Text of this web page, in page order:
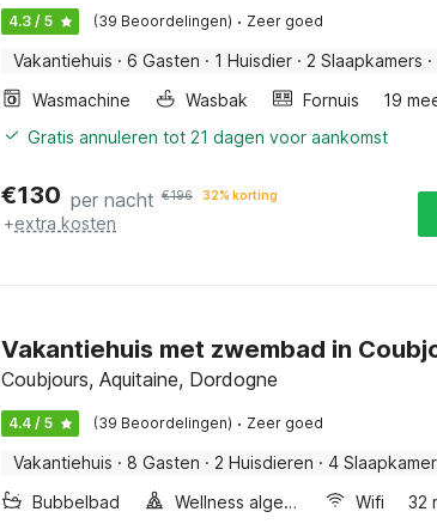
4.3 / 5 (39 Beoordelingen) · Zeer goed
Vakantiehuis · 6 Gasten · 1 Huisdier · 2 Slaapkamers ·
Wasmachine
Wasbak Fornuis
19
Gratis annuleren tot 21 dagen voor aankomst
€130 per nacht €196 32% korting
+extra kosten
Vakantiehuis met zwembad in
Coubjours, Aquitaine, Dordogne
4.4 / 5 (39 Beoordelingen) · Zeer goed
Vakantiehuis · 8 Gasten · 2 Huisdieren · 4
Bubbelbad
Wellness algemeen Wifi
32